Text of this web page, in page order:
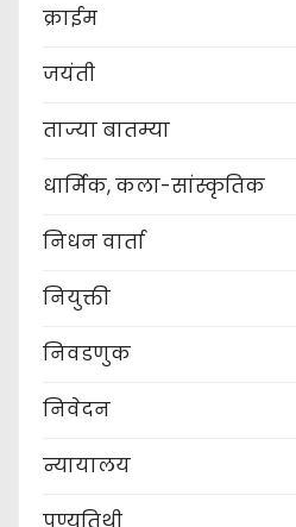
क्राईम
जयंती
ताज्या बातम्या
धार्मिक, कला-सांस्कृतिक
निधन वार्ता
नियुक्ती
निवडणुक
निवेदन
न्यायालय
पुण्यतिथी